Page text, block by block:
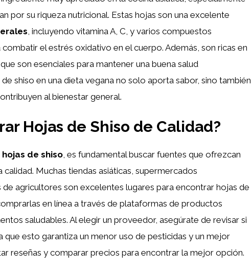
por su riqueza nutricional. Estas hojas son una excelente
, incluyendo vitamina A, C, y varios compuestos
el estrés oxidativo en el cuerpo. Además, son ricas en
, que son esenciales para mantener una buena salud
shiso en una dieta vegana no solo aporta sabor, sino también
al bienestar general.
Hojas de Shiso de Calidad?
hojas de shiso, es fundamental buscar fuentes que ofrezcan
Muchas tiendas asiáticas, supermercados
agricultores son excelentes lugares para encontrar hojas de
en línea a través de plataformas de productos
saludables. Al elegir un proveedor, asegúrate de revisar si
que esto garantiza un menor uso de pesticidas y un mejor
reseñas y comparar precios para encontrar la mejor opción.